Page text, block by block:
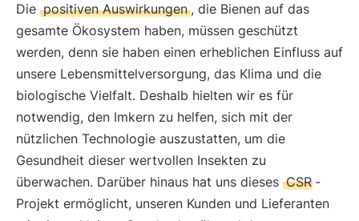
Die positiven Auswirkungen , die Bienen auf das
gesamte Ökosystem haben, müssen geschützt
werden, denn sie haben einen erheblichen Einfluss auf
unsere Lebensmittelversorgung, das Klima und die
biologische Vielfalt. Deshalb hielten wir es für
notwendig, den Imkern zu helfen, sich mit der
nützlichen Technologie auszustatten, um die
Gesundheit dieser wertvollen Insekten zu
überwachen. Darüber hinaus hat uns dieses CSR -
Projekt ermöglicht, unseren Kunden und Lieferanten